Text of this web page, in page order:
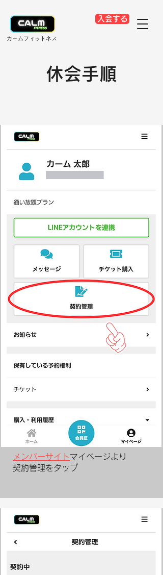
​カームフィットネス
入会する
​休会手順
メンバーサイトマイページより
契約管理をタップ